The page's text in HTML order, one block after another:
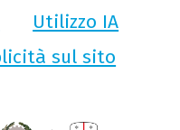
Utilizzo IA
sul sito